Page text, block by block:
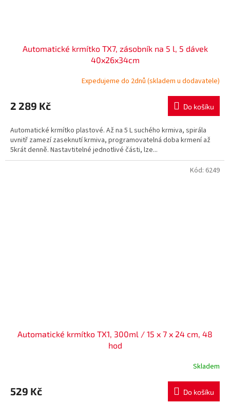
Automatické krmítko TX7, zásobník na 5 l, 5 dávek
40x26x34cm
Expedujeme do 2dnů (skladem u dodavatele)
2 289 Kč Do košíku
Automatické krmítko plastové. Až na 5 L suchého krmiva, spirála
uvnitř zamezí zaseknutí krmiva, programovatelná doba krmení až
5krát denně. Nastavtitelné jednotlivé části, lze...
Automatické krmítko TX1, 300ml / 15 x 7 x 24 cm, 48
hod
Skladem
529 Kč Do košíku
Kód: 6249